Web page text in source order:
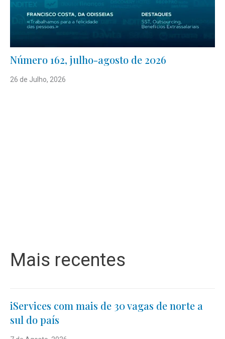
Número 162, julho-agosto de 2026
26 de Julho, 2026
Mais recentes
iServices com mais de 30 vagas de norte a
sul do país